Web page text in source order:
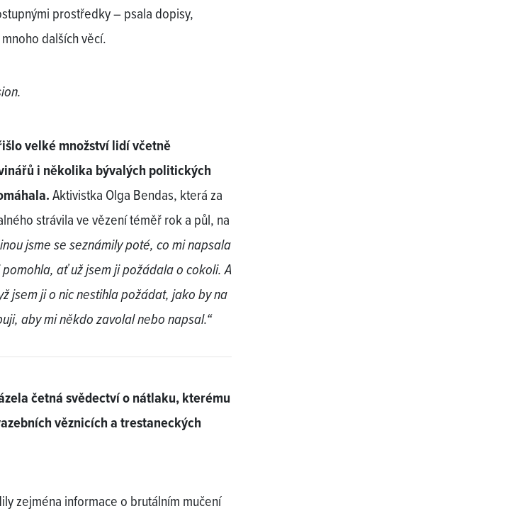
prostředky – psala dopisy,
dalších věcí.
velké množství lidí včetně
i několika bývalých politických
Aktivistka Olga Bendas, která za
strávila ve vězení téměř rok a půl, na
jsme se seznámily poté, co mi napsala
ať už jsem ji požádala o cokoli. A
jsem ji o nic nestihla požádat, jako by na
aby mi někdo zavolal nebo napsal.“
četná svědectví o nátlaku, kterému
věznicích a trestaneckých
zejména informace o brutálním mučení